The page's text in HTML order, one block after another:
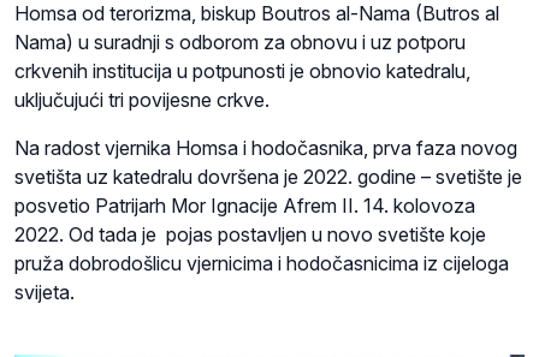
Homsa od terorizma, biskup Boutros al-Nama (Butros al
Nama) u suradnji s odborom za obnovu i uz potporu
crkvenih institucija u potpunosti je obnovio katedralu,
uključujući tri povijesne crkve.
Na radost vjernika Homsa i hodočasnika, prva faza novog
svetišta uz katedralu dovršena je 2022. godine – svetište je
posvetio Patrijarh Mor Ignacije Afrem II. 14. kolovoza
2022. Od tada je pojas postavljen u novo svetište koje
pruža dobrodošlicu vjernicima i hodočasnicima iz cijeloga
svijeta.